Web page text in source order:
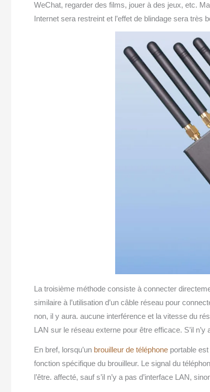
WeChat, regarder des films, jouer à des jeux, etc.
Internet sera restreint et l’effet de blindage sera très
La troisième méthode consiste à connecter
similaire à l’utilisation d’un câble réseau pour
non, il y aura. aucune interférence et la vitesse du
LAN sur le réseau externe pour être efficace. S’il
En bref, lorsqu’un brouilleur de téléphone portable
fonction spécifique du brouilleur. Le signal du
l’être. affecté, sauf s’il n’y a pas d’interface LAN,